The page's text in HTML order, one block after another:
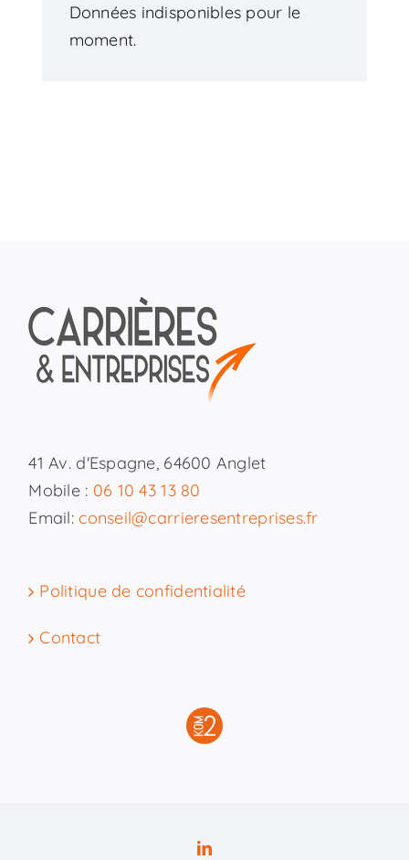
Données indisponibles pour le
moment.
41 Av. d'Espagne, 64600 Anglet
Mobile : 06 10 43 13 80
Email: conseil@carrieresentreprises.fr
Politique de confidentialité
Contact
LinkedIn